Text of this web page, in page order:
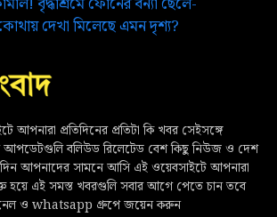
দেখা মিলেছে এমন দৃশ্য?
আপনারা প্রতিদিনের প্রতিটা কি খবর সেইসঙ্গে
আপডেটগুলি বলিউড রিলেটেড বেশ কিছু নিউজ ও দেশ
আপনাদের সামনে আসি এই ওয়েবসাইটে আপনারা
হয়ে এই সমস্ত খবরগুলি সবার আগে পেতে চান তবে
ও whatsapp গ্রুপে জয়েন করুন